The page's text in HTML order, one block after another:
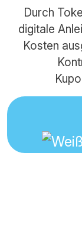
Durch
digitale
Kosten